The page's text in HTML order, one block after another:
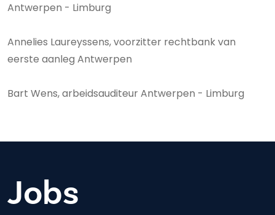
Antwerpen - Limburg
Annelies Laureyssens, voorzitter rechtbank van
eerste aanleg Antwerpen
Bart Wens, arbeidsauditeur Antwerpen - Limburg
Jobs